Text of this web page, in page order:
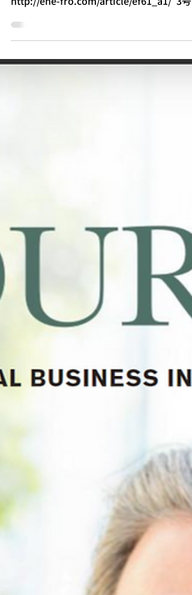
一原子力発電所
「安全」を考える Vol.02 廃炉への道 新た
ステージへ 福島第一原子力発電所
http://ene-fro.com/article/ef61_a1/ ​​ 3号機